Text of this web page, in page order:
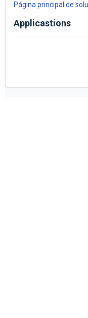
Página principal de
Applicastions